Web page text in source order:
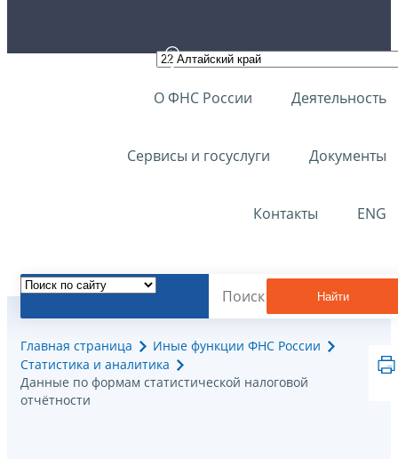
О ФНС России Деятельность
Сервисы и госуслуги Документы
Контакты ENG
Найти
Главная страница
Иные функции ФНС России
Статистика и аналитика
Данные по формам статистической налоговой
отчётности